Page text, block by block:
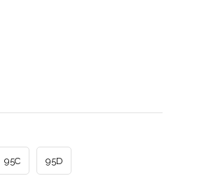
95C 95D